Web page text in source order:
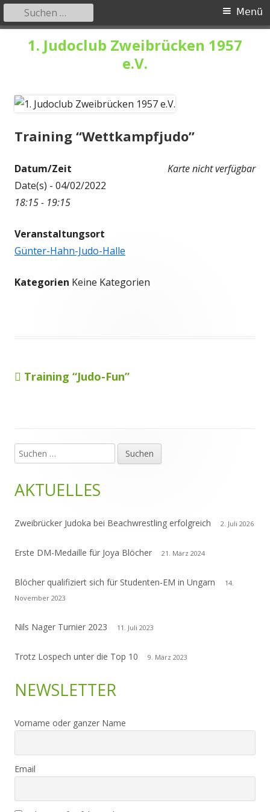
1. Judoclub Zweibrücken 1957
e.V.
Primäres
Menü
Menü
Suchen
nach:
Training “Wettkampfjudo”
Karte nicht verfügbar
Datum/Zeit
Date(s) - 04/02/2022
18:15 - 19:15
Veranstaltungsort
Günter-Hahn-Judo-Halle
Kategorien Keine Kategorien
Beitragsnavigation
Vorheriger
Training “Judo-Fun”
Haupt-
Seitenleiste
Suchen
nach:
AKTUELLES
Zweibrücker Judoka bei Beachwrestling erfolgreich 2. Juli 2026
Erste DM-Medaille für Joya Blöcher 21. März 2024
Blöcher qualifiziert sich für Studenten-EM in Ungarn
14.
November 2023
Nils Nager Turnier 2023 11. Juli 2023
Trotz Lospech unter die Top 10 9. März 2023
NEWSLETTER
Vorname oder ganzer Name
Email